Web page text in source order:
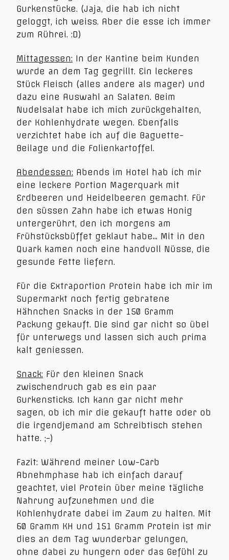
Gurkenstücke. (Jaja, die hab ich nicht
geloggt, ich weiss. Aber die esse ich immer
zum Rührei. :D)
Mittagessen: In der Kantine beim Kunden
wurde an dem Tag gegrillt. Ein leckeres
Stück Fleisch (alles andere als mager) und
dazu eine Auswahl an Salaten. Beim
Nudelsalat habe ich mich zurückgehalten,
der Kohlenhydrate wegen. Ebenfalls
verzichtet habe ich auf die Baguette-
Beilage und die Folienkartoffel.
Abendessen: Abends im Hotel hab ich mir
eine leckere Portion Magerquark mit
Erdbeeren und Heidelbeeren gemacht. Für
den süssen Zahn habe ich etwas Honig
untergerührt, den ich morgens am
Frühstücksbüffet geklaut habe… Mit in den
Quark kamen noch eine handvoll Nüsse, die
gesunde Fette liefern.
Für die Extraportion Protein habe ich mir im
Supermarkt noch fertig gebratene
Hähnchen Snacks in der 150 Gramm
Packung gekauft. Die sind gar nicht so übel
für unterwegs und lassen sich auch prima
kalt geniessen.
Snack: Für den kleinen Snack
zwischendruch gab es ein paar
Gurkensticks. Ich kann gar nicht mehr
sagen, ob ich mir die gekauft hatte oder ob
die irgendjemand am Schreibtisch stehen
hatte. ;-)
Fazit: Während meiner Low-Carb
Abnehmphase hab ich einfach darauf
geachtet, viel Protein über meine tägliche
Nahrung aufzunehmen und die
Kohlenhydrate dabei im Zaum zu halten. Mit
60 Gramm KH und 151 Gramm Protein ist mir
dies an dem Tag wunderbar gelungen,
ohne dabei zu hungern oder das Gefühl zu